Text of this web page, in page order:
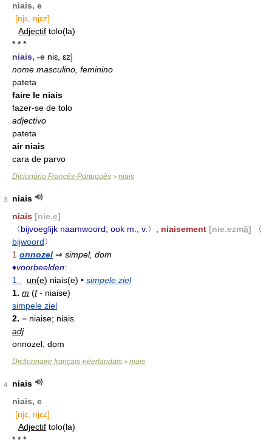
niais, e
[njɛ, njɛz]
Adjectif tolo(la)
* * *
niais, -e niɛ, ɛz]
nome masculino, feminino
pateta
faire le niais
fazer-se de tolo
adjectivo
pateta
air niais
cara de parvo
Dicionário Francês-Português > niais
3
niais
niais [nie.e]
〈bijvoeglijk naamwoord; ook m., v.〉
niaisement [nie.ezmã]
〈
bijwoord〉
1 onnozel ⇒ simpel, dom
♦voorbeelden:
1
un(e) niais(e) • simpele ziel
1. m (f- niaise)
simpele ziel
2. = niaise; niais
adj
onnozel, dom
Dictionnaire français-néerlandais > niais
4
niais
niais, e
[njɛ, njɛz]
Adjectif tolo(la)
* * *